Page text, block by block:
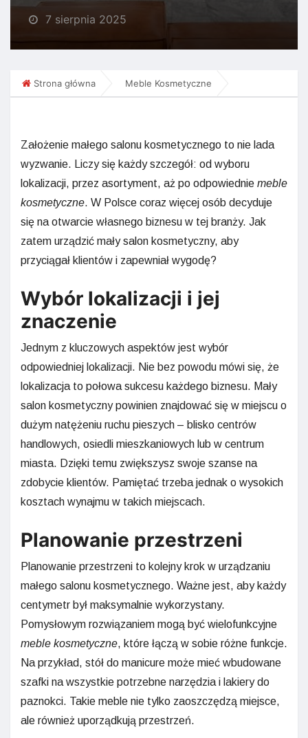
7 sierpnia 2025
Strona główna Meble Kosmetyczne
Założenie małego salonu kosmetycznego to nie lada
wyzwanie. Liczy się każdy szczegół: od wyboru
lokalizacji, przez asortyment, aż po odpowiednie meble
kosmetyczne. W Polsce coraz więcej osób decyduje
się na otwarcie własnego biznesu w tej branży. Jak
zatem urządzić mały salon kosmetyczny, aby
przyciągał klientów i zapewniał wygodę?
Wybór lokalizacji i jej
znaczenie
Jednym z kluczowych aspektów jest wybór
odpowiedniej lokalizacji. Nie bez powodu mówi się, że
lokalizacja to połowa sukcesu każdego biznesu. Mały
salon kosmetyczny powinien znajdować się w miejscu o
dużym natężeniu ruchu pieszych – blisko centrów
handlowych, osiedli mieszkaniowych lub w centrum
miasta. Dzięki temu zwiększysz swoje szanse na
zdobycie klientów. Pamiętać trzeba jednak o wysokich
kosztach wynajmu w takich miejscach.
Planowanie przestrzeni
Planowanie przestrzeni to kolejny krok w urządzaniu
małego salonu kosmetycznego. Ważne jest, aby każdy
centymetr był maksymalnie wykorzystany.
Pomysłowym rozwiązaniem mogą być wielofunkcyjne
meble kosmetyczne, które łączą w sobie różne funkcje.
Na przykład, stół do manicure może mieć wbudowane
szafki na wszystkie potrzebne narzędzia i lakiery do
paznokci. Takie meble nie tylko zaoszczędzą miejsce,
ale również uporządkują przestrzeń.